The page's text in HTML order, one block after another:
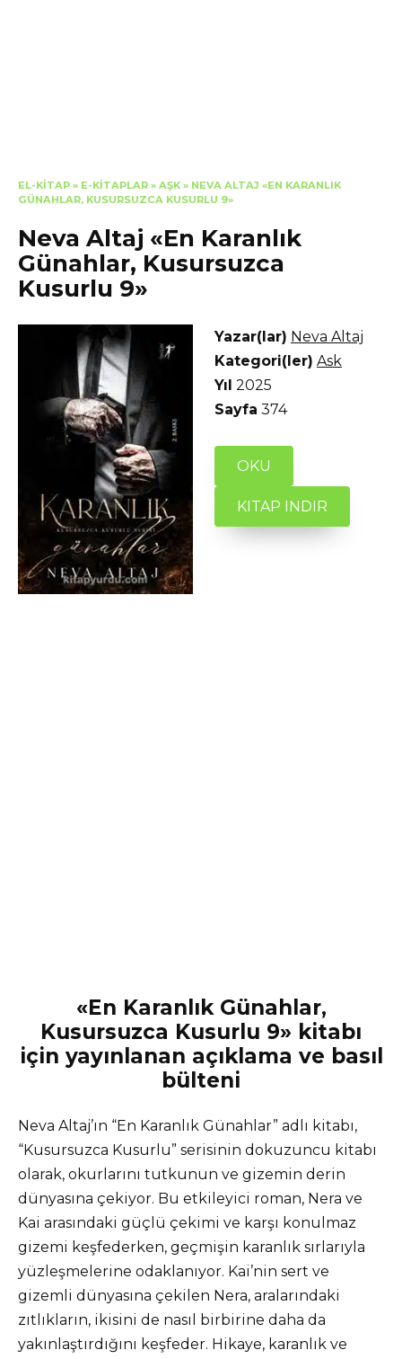
EL-KITAP » E-KITAPLAR » AŞK » NEVA ALTAJ «EN KARANLIK
GÜNAHLAR, KUSURSUZCA KUSURLU 9»
Neva Altaj «En Karanlık
Günahlar, Kusursuzca
Kusurlu 9»
Yazar(lar) Neva Altaj
Kategori(ler) Ask
Yıl 2025
Sayfa 374
OKU
KITAP INDIR
«En Karanlık Günahlar,
Kusursuzca Kusurlu 9» kitabı
için yayınlanan açıklama ve basıl
bülteni
Neva Altaj’ın “En Karanlık Günahlar” adlı kitabı,
“Kusursuzca Kusurlu” serisinin dokuzuncu kitabı
olarak, okurlarını tutkunun ve gizemin derin
dünyasına çekiyor. Bu etkileyici roman, Nera ve
Kai arasındaki güçlü çekimi ve karşı konulmaz
gizemi keşfederken, geçmişin karanlık sırlarıyla
yüzleşmelerine odaklanıyor. Kai’nin sert ve
gizemli dünyasına çekilen Nera, aralarındaki
zıtlıkların, ikisini de nasıl birbirine daha da
yakınlaştırdığını keşfeder. Hikaye, karanlık ve